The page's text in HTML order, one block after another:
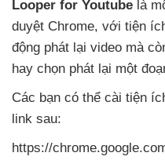
Looper for Youtube là
duyệt Chrome, với tiện
động phát lại video mà
hay chọn phát lại một
Các bạn có thể cài tiện
link sau:
https://